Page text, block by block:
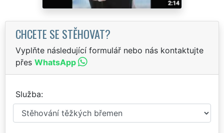
CHCETE SE STĚHOVAT?
Vyplňte následující formulář nebo nás kontaktujte
přes WhatsApp
Služba